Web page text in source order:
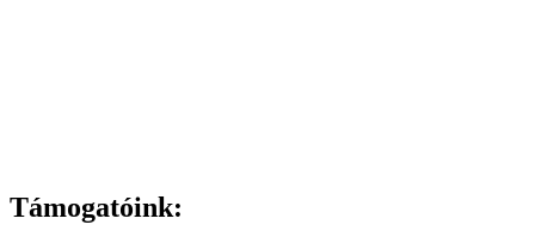
Támogatóink: